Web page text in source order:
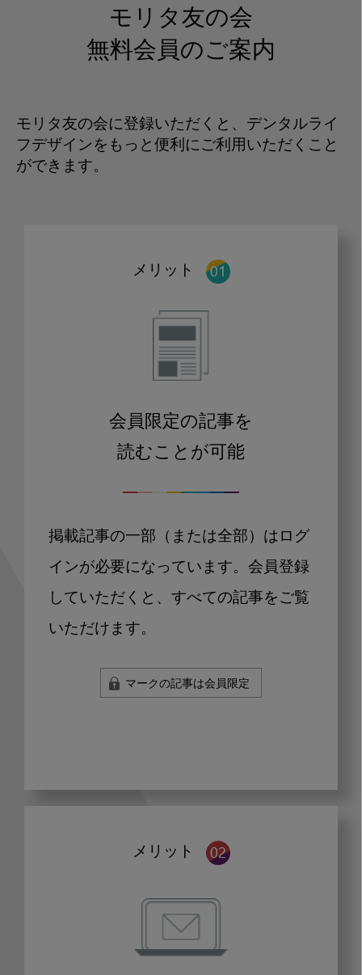
モリタ友の会
無料会員のご案内
モリタ友の会に登録いただくと、デンタルライ
フデザインをもっと便利にご利用いただくこと
ができます。
メリット
会員限定の記事を
読むことが可能
掲載記事の一部（または全部）はログ
インが必要になっています。会員登録
していただくと、すべての記事をご覧
いただけます。
マークの記事は会員限定
メリット